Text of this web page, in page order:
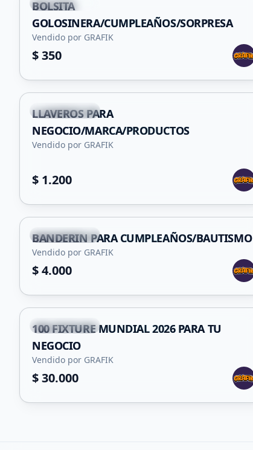
San Francisco
BOLSITA
GOLOSINERA/CUMPLEAÑOS/SORPRESA
Vendido por GRAFIK
$ 350
San Francisco
LLAVEROS PARA
NEGOCIO/MARCA/PRODUCTOS
Vendido por GRAFIK
$ 1.200
San Francisco
+4
BANDERIN PARA CUMPLEAÑOS/BAUTISMO
Vendido por GRAFIK
$ 4.000
San Francisco
+2
100 FIXTURE MUNDIAL 2026 PARA TU
NEGOCIO
Vendido por GRAFIK
$ 30.000